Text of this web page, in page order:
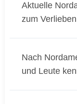
Aktuelle
zum Verlieben
Nach
und Leute